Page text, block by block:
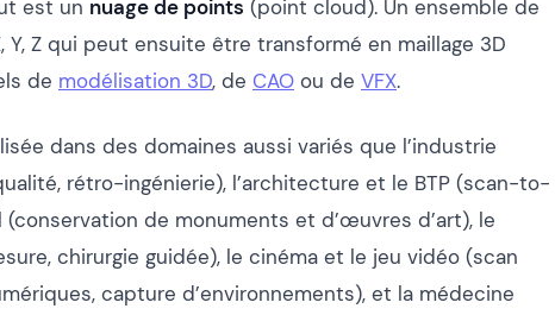
est un nuage de points (point cloud). Un ensemble de
Y, Z qui peut ensuite être transformé en maillage 3D
de modélisation 3D, de CAO ou de VFX.
dans des domaines aussi variés que l’industrie
rétro-ingénierie), l’architecture et le BTP (scan-to-
de monuments et d’œuvres d’art), le
chirurgie guidée), le cinéma et le jeu vidéo (scan
capture d’environnements), et la médecine